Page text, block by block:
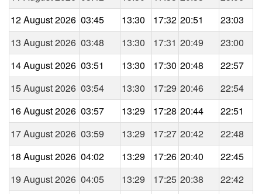
12 August 2026 03:45 13:30 17:32 20:51
23:03
13 August 2026 03:48 13:30 17:31 20:49
23:00
14 August 2026 03:51 13:30 17:30 20:48
22:57
15 August 2026 03:54 13:30 17:29 20:46
22:54
16 August 2026 03:57 13:29 17:28 20:44
22:51
17 August 2026 03:59 13:29 17:27 20:42
22:48
18 August 2026 04:02 13:29 17:26 20:40
22:45
19 August 2026 04:05 13:29 17:25 20:38
22:42